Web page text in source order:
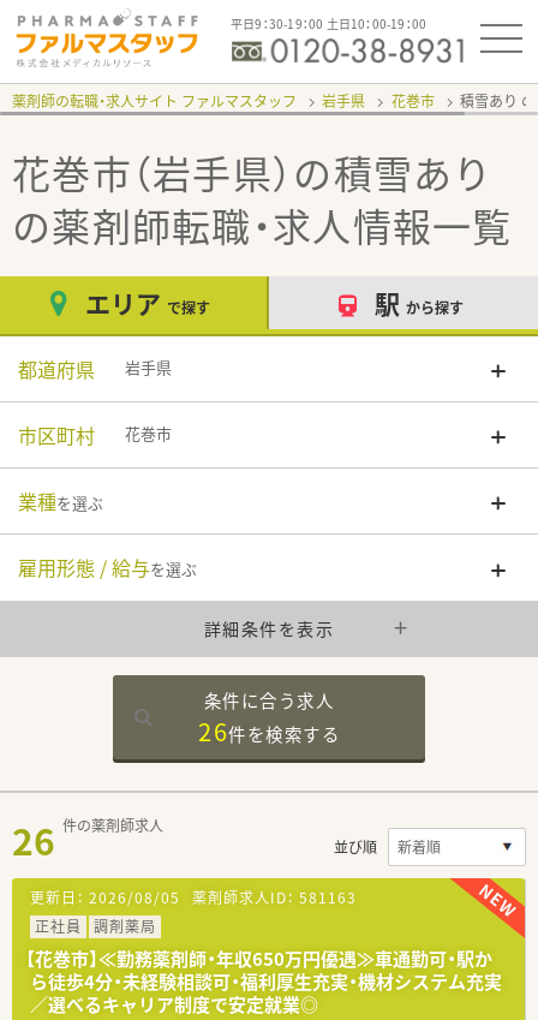
平日9：30-19：00 土日10：00-19：00
薬剤師の転職・求人サイト ファルマスタッフ 岩手県 花巻市 積雪あり
花巻市（岩手県）の積雪あり
の薬剤師転職・求人情報一覧
エリア で探す 駅 から探す
都道府県 岩手県
市区町村 花巻市
業種を選ぶ
雇用形態 / 給与を選ぶ
詳細条件を表示
条件に合う求人
26件を検索する
26 件の薬剤師求人
並び順
更新日： 2026/08/05 薬剤師求人ID： 581163
正社員
調剤薬局
【花巻市】≪勤務薬剤師・年収650万円優遇≫車通勤可・駅か
ら徒歩4分・未経験相談可・福利厚生充実・機材システム充実
／選べるキャリア制度で安定就業◎